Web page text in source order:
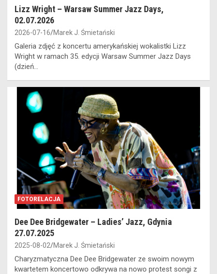
Lizz Wright – Warsaw Summer Jazz Days,
02.07.2026
2026-07-16 Marek J. Śmietański
Galeria zdjęć z koncertu amerykańskiej wokalistki Lizz
Wright w ramach 35. edycji Warsaw Summer Jazz Days
(dzień…
FOTORELACJA
Dee Dee Bridgewater – Ladies’ Jazz, Gdynia
27.07.2025
2025-08-02 Marek J. Śmietański
Charyzmatyczna Dee Dee Bridgewater ze swoim nowym
kwartetem koncertowo odkrywa na nowo protest songi z